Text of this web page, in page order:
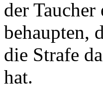
der
behaupten,
die Strafe
hat.